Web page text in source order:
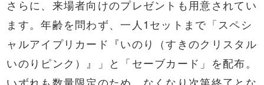
さらに、来場者向けのプレゼントも用意されてい
ます。年齢を問わず、一人1セットまで「スペシ
ャルアイプリカード『いのり（すきのクリスタル
いのりピンク）』」と「セーブカード」を配布。